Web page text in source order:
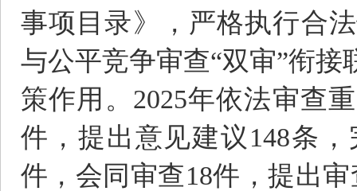
事项目录》，严格执行合
与公平竞争审查“双审”衔
策作用。2025年依法审查
件，提出意见建议148条
件，会同审查18件，提出